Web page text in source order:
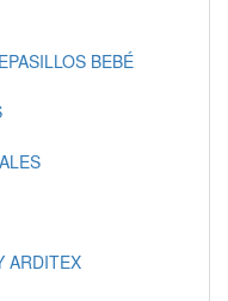
BEBÉ
ARDITEX